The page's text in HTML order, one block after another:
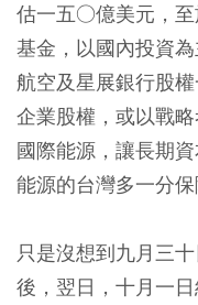
估一五○億美元，至
基金，以國內投資
航空及星展銀行股
企業股權，或以戰
國際能源，讓長期
能源的台灣多一分保
只是沒想到九月三
後，翌日，十月一